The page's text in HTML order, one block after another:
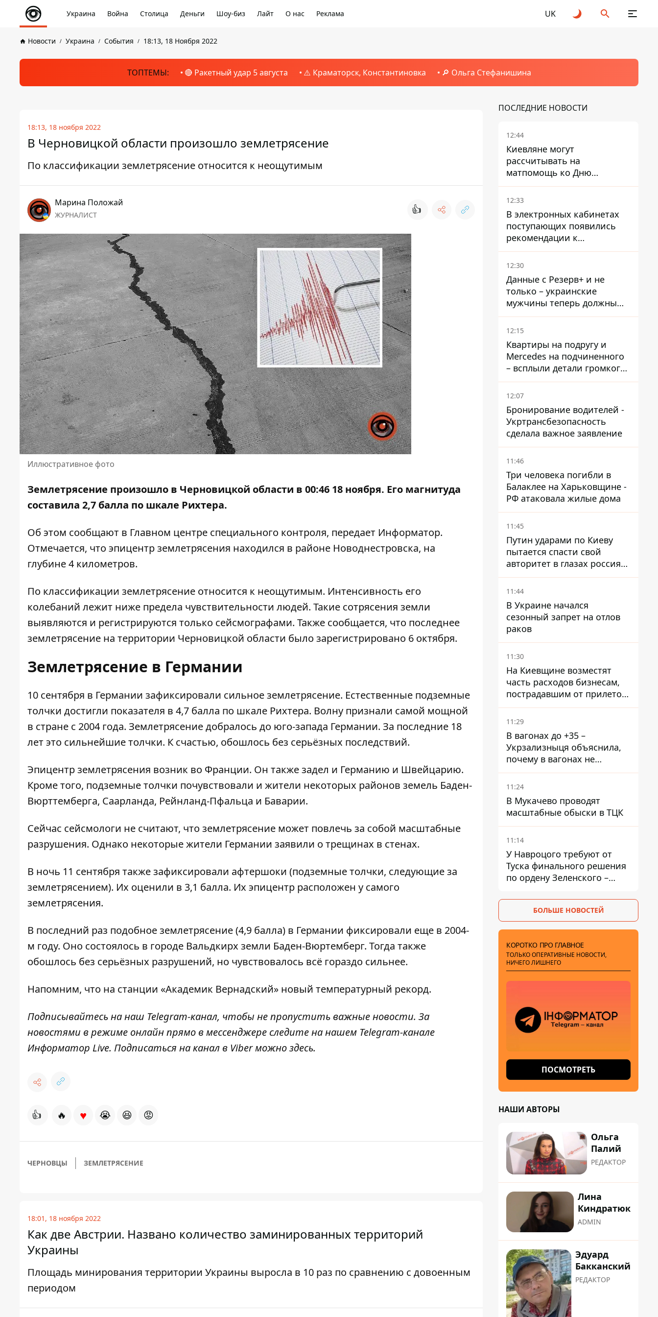
Украина Война Столица Деньги Шоу-биз Лайт О нас Реклама UK
Новости Украина События 18:13, 18 Ноября 2022
ТОПТЕМЫ: 🔴 Ракетный удар 5 августа ⚠️ Краматорск, Константиновка 🔎 Ольга Стефанишина
18:13, 18 ноября 2022
В Черновицкой области произошло землетрясение
По классификации землетрясение относится к неощутимым
Марина Положай
ЖУРНАЛИСТ 👍
Иллюстративное фото
Землетрясение произошло в Черновицкой области в 00:46 18 ноября. Его магнитуда
составила 2,7 балла по шкале Рихтера.
Об этом сообщают в Главном центре специального контроля, передает Информатор.
Отмечается, что эпицентр землетрясения находился в районе Новоднестровска, на
глубине 4 километров.
По классификации землетрясение относится к неощутимым. Интенсивность его
колебаний лежит ниже предела чувствительности людей. Такие сотрясения земли
выявляются и регистрируются только сейсмографами. Также сообщается, что последнее
землетрясение на территории Черновицкой области было зарегистрировано 6 октября.
Землетрясение в Германии
10 сентября в Германии зафиксировали сильное землетрясение. Естественные подземные
толчки достигли показателя в 4,7 балла по шкале Рихтера. Волну признали самой мощной
в стране с 2004 года. Землетрясение добралось до юго-запада Германии. За последние 18
лет это сильнейшие толчки. К счастью, обошлось без серьёзных последствий.
Эпицентр землетрясения возник во Франции. Он также задел и Германию и Швейцарию.
Кроме того, подземные толчки почувствовали и жители некоторых районов земель Баден-
Вюрттемберга, Саарланда, Рейнланд-Пфальца и Баварии.
Сейчас сейсмологи не считают, что землетрясение может повлечь за собой масштабные
разрушения. Однако некоторые жители Германии заявили о трещинах в стенах.
В ночь 11 сентября также зафиксировали афтершоки (подземные толчки, следующие за
землетрясением). Их оценили в 3,1 балла. Их эпицентр расположен у самого
землетрясения.
В последний раз подобное землетрясение (4,9 балла) в Германии фиксировали еще в 2004-
м году. Оно состоялось в городе Вальдкирх земли Баден-Вюртемберг. Тогда также
обошлось без серьёзных разрушений, но чувствовалось всё гораздо сильнее.
Напомним, что на станции «Академик Вернадский» новый температурный рекорд.
Подписывайтесь на наш Telegram-канал, чтобы не пропустить важные новости. За
новостями в режиме онлайн прямо в мессенджере следите на нашем Telegram-канале
Информатор Live. Подписаться на канал в Viber можноздесь.
👍 🔥 ♥ 😭 😆 😡
ЧЕРНОВЦЫ ЗЕМЛЕТРЯСЕНИЕ
18:01, 18 ноября 2022
Как две Австрии. Названо количество заминированных территорий
Украины
Площадь минирования территории Украины выросла в 10 раз по сравнению с довоенным
периодом
ПОСЛЕДНИЕ НОВОСТИ
12:44
Киевляне могут
рассчитывать на
матпомощь ко Дню
независимости - кому ее
дадут
12:33
В электронных кабинетах
поступающих появились
рекомендации к
зачислению на бакалавриат
и в магистратуру – что
12:30
Данные с Резерв+ и не
только – украинские
мужчины теперь должны
доказать непригодность к
службе, чтобы получить
12:15
Квартиры на подругу и
Mercedes на подчиненного
– всплыли детали громкого
дела НАБУ против
Стефанишиной
12:07
Бронирование водителей -
Укртрансбезопасность
сделала важное заявление
11:46
Три человека погибли в
Балаклее на Харьковщине -
РФ атаковала жилые дома
11:45
Путин ударами по Киеву
пытается спасти свой
авторитет в глазах россиян:
диктатор находится под
давлением - Sky News
11:44
В Украине начался
сезонный запрет на отлов
раков
11:30
На Киевщине возместят
часть расходов бизнесам,
пострадавшим от прилетов
ракет
11:29
В вагонах до +35 –
Укрзализныця объяснила,
почему в вагонах не
работают кондиционеры во
время жары
11:24
В Мукачево проводят
масштабные обыски в ТЦК
11:14
У Навроцого требуют от
Туска финального решения
по ордену Зеленского –
БОЛЬШЕ НОВОСТЕЙ
КОРОТКО ПРО ГЛАВНОЕ
ТОЛЬКО ОПЕРАТИВНЫЕ НОВОСТИ,
НИЧЕГО ЛИШНЕГО
ПОСМОТРЕТЬ
НАШИ АВТОРЫ
Ольга
Палий
РЕДАКТОР
Лина
Киндратюк
ADMIN
Эдуард
Бакканский
РЕДАКТОР